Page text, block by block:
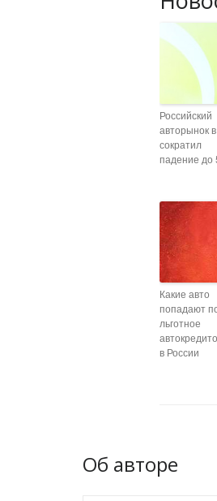
Российский
авторынок
сократил
падение до
Какие авто
попадают
льготное
в России
Об авторе